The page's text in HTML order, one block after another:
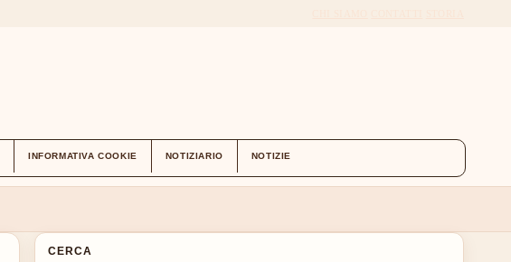
INFORMATIVA COOKIE NOTIZIARIO NOTIZIE
CERCA